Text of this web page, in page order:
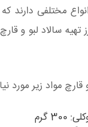
انواع مختلفی
تهیه سالاد لبو و
قارچ مواد زیر مورد
گرم